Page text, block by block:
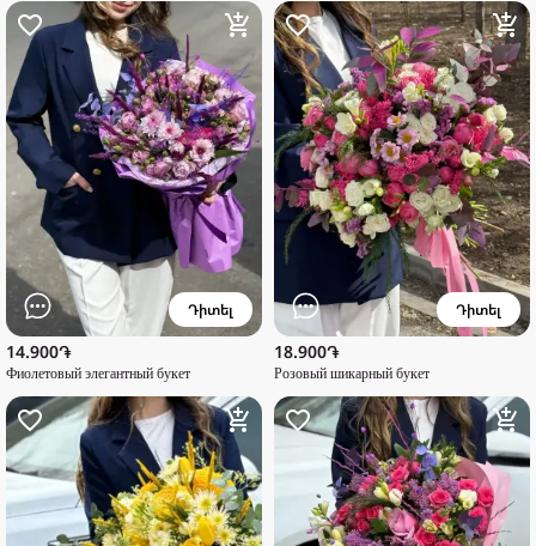
Դիտել
14.900֏
Фиолетовый элегантный букет
Դիտել
18.900֏
Розовый шикарный букет